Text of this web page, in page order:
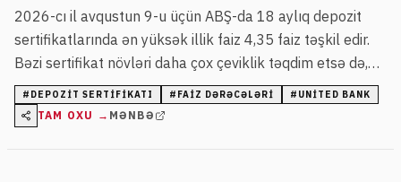
2026-cı il avqustun 9-u üçün ABŞ-da 18 aylıq depozit
sertifikatlarında ən yüksək illik faiz 4,35 faiz təşkil edir.
Bəzi sertifikat növləri daha çox çeviklik təqdim etsə də,
faiz dərəcəsi dəyişkən ola bilər.
# DEPOZIT SERTIFIKATI # FAIZ DƏRƏCƏLƏRI # UNITED BANK
TAM OXU → MƏNBƏ